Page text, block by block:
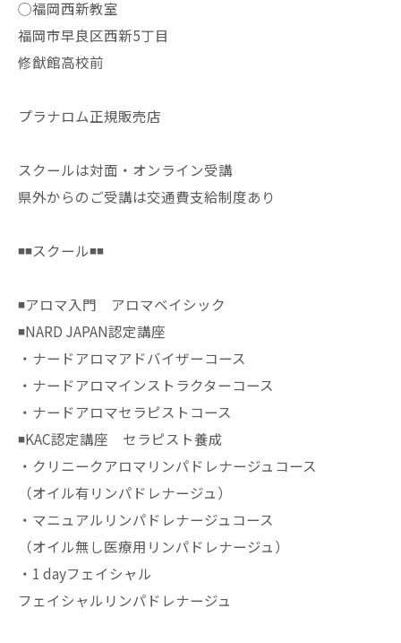
◯福岡西新教室
福岡市早良区西新5丁目
修猷館高校前
プラナロム正規販売店
スクールは対面・オンライン受講
県外からのご受講は交通費支給制度あり
◾️◾️スクール◾️◾️
◾️アロマ入門 アロマベイシック
◾️NARD JAPAN認定講座
・ナードアロマアドバイザーコース
・ナードアロマインストラクターコース
・ナードアロマセラピストコース
◾️KAC認定講座 セラピスト養成
・クリニークアロマリンパドレナージュコース
（オイル有リンパドレナージュ）
・マニュアルリンパドレナージュコース
（オイル無し医療用リンパドレナージュ）
・1 dayフェイシャル
フェイシャルリンパドレナージュ